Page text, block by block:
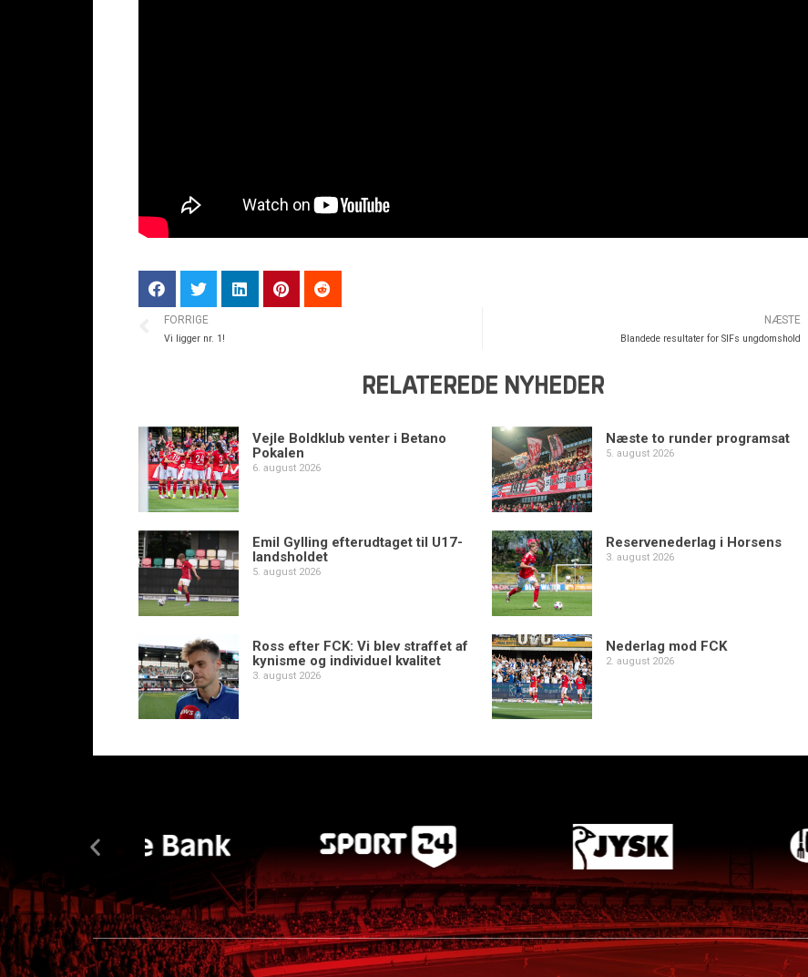
FORRIGE
Vi ligger nr. 1!
NÆSTE
Blandede resultater for SIFs ungdomshold
RELATEREDE NYHEDER
Vejle Boldklub venter i Betano
Pokalen
6. august 2026
Næste to runder programsat
5. august 2026
Emil Gylling efterudtaget til U17-
landsholdet
5. august 2026
Reservenederlag i Horsens
3. august 2026
Ross efter FCK: Vi blev straffet af
kynisme og individuel kvalitet
3. august 2026
Nederlag mod FCK
2. august 2026